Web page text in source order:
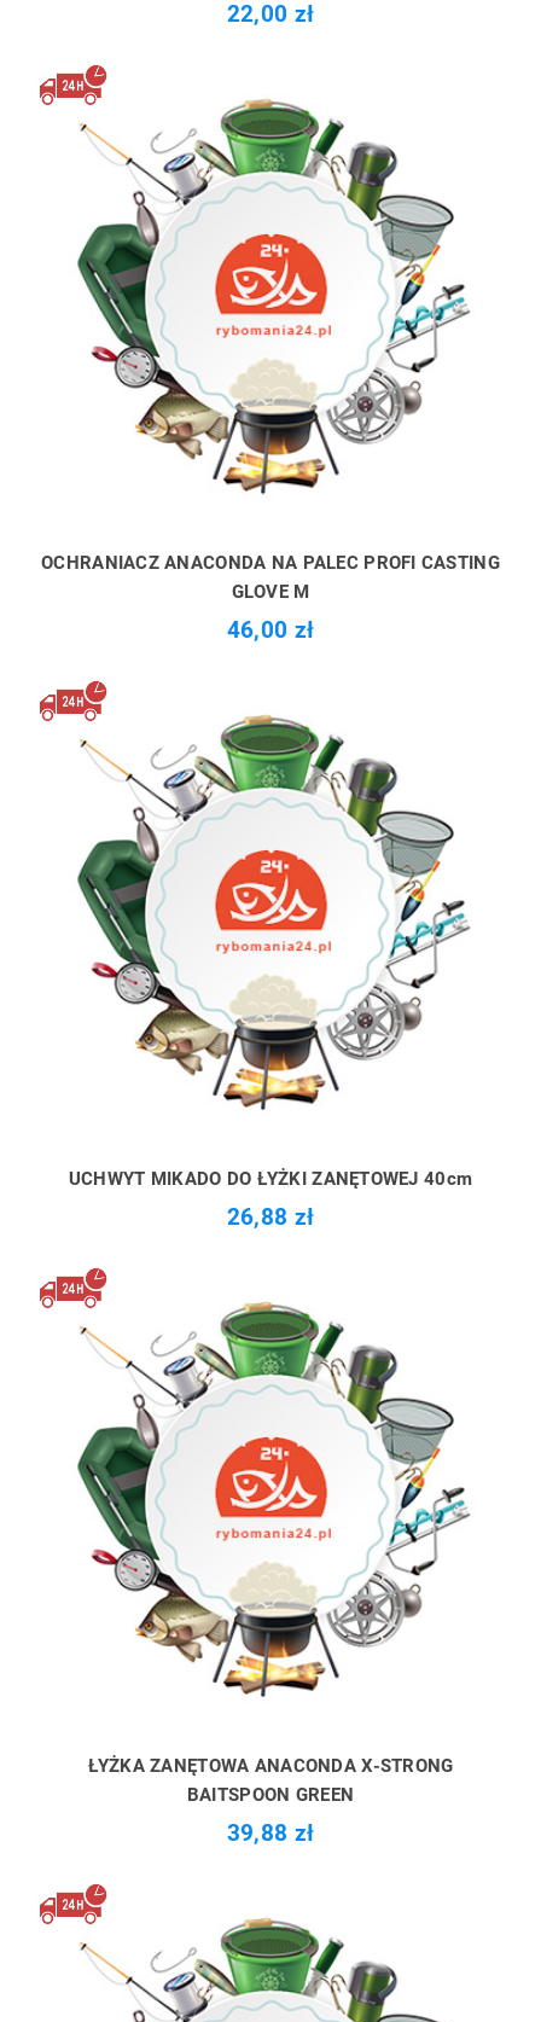
22,00 zł
OCHRANIACZ ANACONDA NA PALEC PROFI CASTING
GLOVE M
46,00 zł
UCHWYT MIKADO DO ŁYŻKI ZANĘTOWEJ 40cm
26,88 zł
ŁYŻKA ZANĘTOWA ANACONDA X-STRONG
BAITSPOON GREEN
39,88 zł